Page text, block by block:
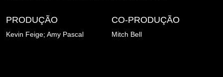
PRODUÇÃO
Kevin Feige; Amy Pascal
CO-PRODUÇÃO
Mitch Bell